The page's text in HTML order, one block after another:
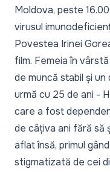
Moldova, peste
virusul
Povestea Irinei
film. Femeia în
de muncă stabil și
urmă cu 25 de ani -
care a fost
de câțiva ani fără să
aflat însă, primul
stigmatizată de cei